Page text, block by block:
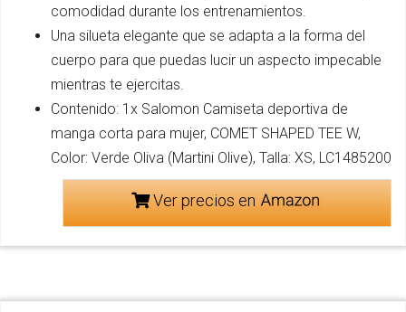
comodidad durante los entrenamientos.
Una silueta elegante que se adapta a la forma del
cuerpo para que puedas lucir un aspecto impecable
mientras te ejercitas.
Contenido: 1x Salomon Camiseta deportiva de
manga corta para mujer, COMET SHAPED TEE W,
Color: Verde Oliva (Martini Olive), Talla: XS, LC1485200
Ver precios en